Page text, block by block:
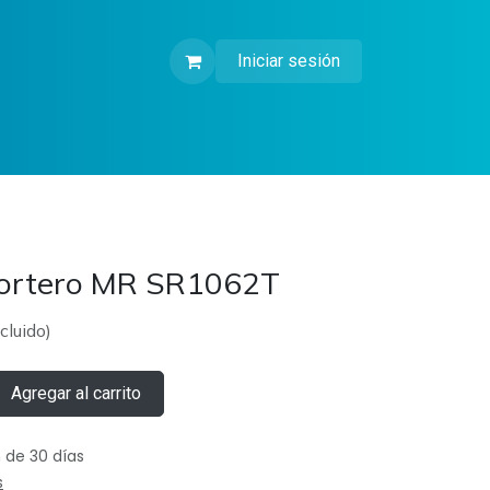
Iniciar sesión
MR SR1062T
Agregar al carrito
30 días